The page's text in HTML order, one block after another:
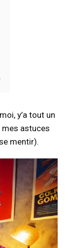
y’a tout un
mes astuces
mentir).